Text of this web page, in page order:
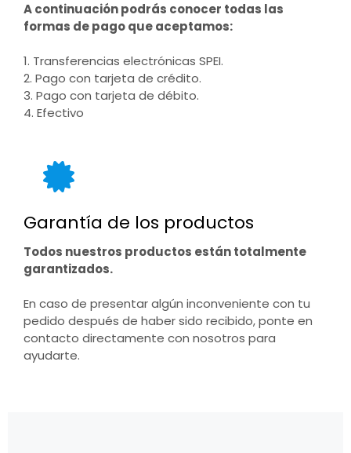
A continuación podrás conocer todas las
formas de pago que aceptamos:
1. Transferencias electrónicas SPEI.
2. Pago con tarjeta de crédito.
3. Pago con tarjeta de débito.
4. Efectivo
Garantía de los productos
Todos nuestros productos están totalmente
garantizados.
En caso de presentar algún inconveniente con tu
pedido después de haber sido recibido, ponte en
contacto directamente con nosotros para
ayudarte.